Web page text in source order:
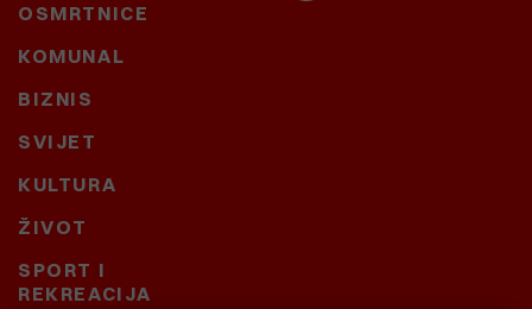
OSMRTNICE
KOMUNAL
BIZNIS
SVIJET
KULTURA
ŽIVOT
SPORT I
REKREACIJA